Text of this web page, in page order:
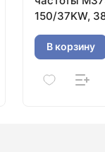
150/37KW,
В корзину